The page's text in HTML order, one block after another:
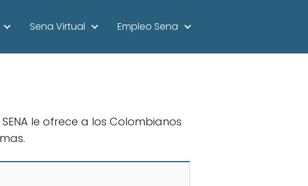
Sena Virtual Empleo Sena
le ofrece a los Colombianos